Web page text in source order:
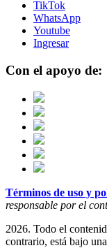
TikTok
WhatsApp
Youtube
Ingresar
Con el apoyo de:
Términos de uso y
responsable por el
2026. Todo el
contrario, está bajo